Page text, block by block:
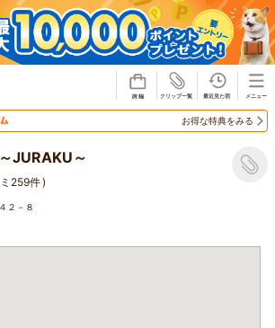
お得な特典をみる
JURAKU～
259件)
２－８